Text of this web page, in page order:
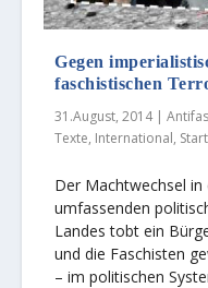
Gegen
faschistischen
31.August, 2014|
Texte, International,
Der Machtwechsel
umfassenden
Landes tobt ein
und die Faschisten
– im politischen